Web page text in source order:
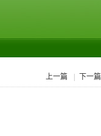
上一篇 下一篇